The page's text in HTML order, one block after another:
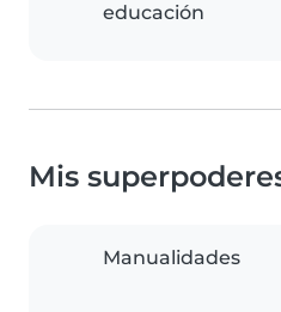
educación
Mis
Manualidades